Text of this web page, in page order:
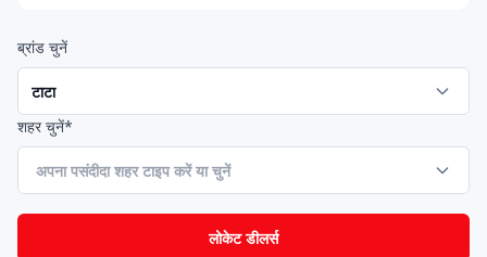
जगह मिल जाए।
कभी आप सीधे किसी टाटा ट्रक डीलर के शोरूम जाना चाहते हैं,
लेकिन कई बार आपको सिर्फ़ संपर्क नंबर चाहिए होता है। ऐसे में टाटा
ट्रक डीलर नंबर सामने मिल जाना बहुत समय बचा देता है।
ब्रांड चुनें
शहर चुनें*
लोकेट डीलर्स